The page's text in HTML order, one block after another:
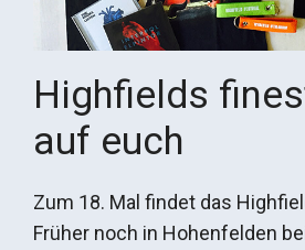
Highfields
auf euch
Zum 18. Mal findet das
Früher noch in Hohenfelden